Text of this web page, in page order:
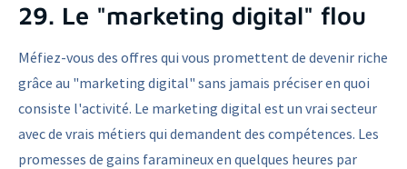
29. Le "marketing digital" flou
Méfiez-vous des offres qui vous promettent de devenir riche
grâce au "marketing digital" sans jamais préciser en quoi
consiste l'activité. Le marketing digital est un vrai secteur
avec de vrais métiers qui demandent des compétences. Les
promesses de gains faramineux en quelques heures par